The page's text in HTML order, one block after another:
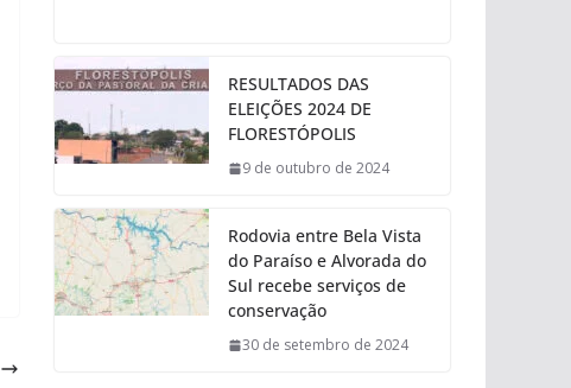
RESULTADOS DAS
ELEIÇÕES 2024 DE
FLORESTÓPOLIS
9 de outubro de 2024
Rodovia entre Bela Vista
do Paraíso e Alvorada do
Sul recebe serviços de
conservação
30 de setembro de 2024